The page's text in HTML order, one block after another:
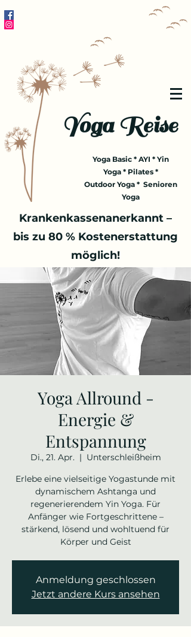
Yoga Reise
Yoga Basic * AYI * Yin
Yoga * Pilates *
Outdoor Yoga * Senioren
Yoga
Krankenkassenanerkannt –
bis zu 80 % Kostenerstattung
möglich!
Yoga Allround -
Energie &
Entspannung
Di., 21. Apr.
  |
Unterschleißheim
Erlebe eine vielseitige Yogastunde mit
dynamischem Ashtanga und
regenerierendem Yin Yoga. Für
Anfänger wie Fortgeschrittene –
stärkend, lösend und wohltuend für
Körper und Geist
Anmeldung geschlossen
Jetzt andere Kurs ansehen